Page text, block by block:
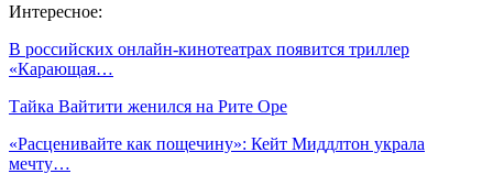
Интересное:
В российских онлайн-кинотеатрах появится триллер
«Карающая…
Тайка Вайтити женился на Рите Оре
«Расценивайте как пощечину»: Кейт Миддлтон украла
мечту…